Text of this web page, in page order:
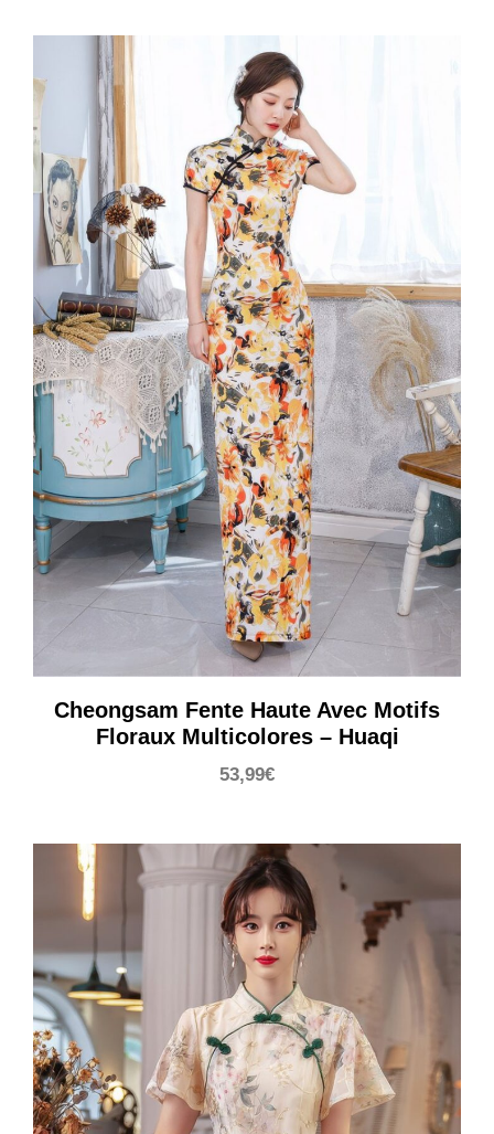
Cheongsam Fente Haute Avec Motifs
Floraux Multicolores – Huaqi
53,99€